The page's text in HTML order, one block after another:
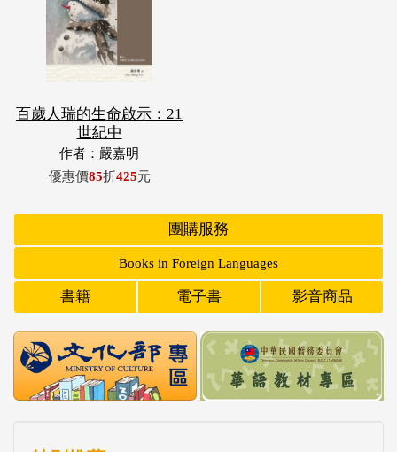
百歲人瑞的生命啟示：21
世紀中
作者：嚴嘉明
優惠價85折425元
團購服務
Books in Foreign Languages
書籍 電子書 影音商品